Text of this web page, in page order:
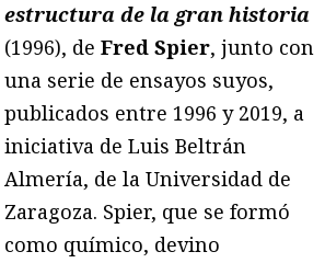
estructura de la gran historia
(1996), deFred Spier, junto con
una serie de ensayos suyos,
publicados entre 1996 y 2019, a
iniciativa de Luis Beltrán
Almería, de la Universidad de
Zaragoza. Spier, que se formó
como químico, devino